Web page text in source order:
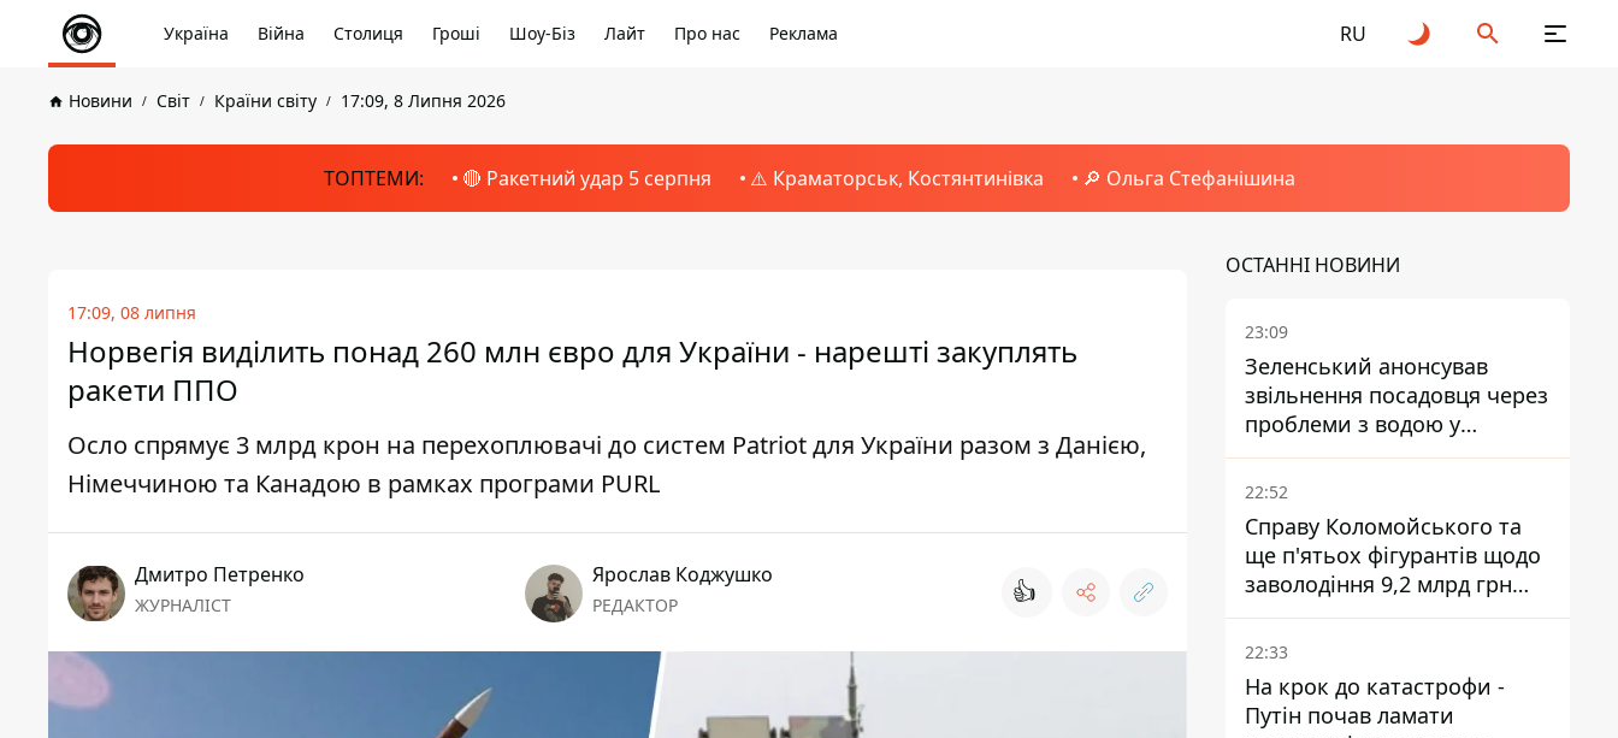
Україна Війна Столиця Гроші Шоу-Біз Лайт Про нас Реклама RU
Новини Світ Країни світу 17:09, 8 Липня 2026
ТОПТЕМИ: 🔴 Ракетний удар 5 серпня ⚠️ Краматорськ, Костянтинівка 🔎 Ольга Стефанішина
17:09, 08 липня
Норвегія виділить понад 260 млн євро для України - нарешті закуплять
ракети ППО
Осло спрямує 3 млрд крон на перехоплювачі до систем Patriot для України разом з Данією,
Німеччиною та Канадою в рамках програми PURL
Дмитро Петренко
ЖУРНАЛІСТ
Ярослав Коджушко
РЕДАКТОР 👍
ОСТАННІ НОВИНИ
23:09
Зеленський анонсував
звільнення посадовця через
проблеми з водою у
Марганці
22:52
Справу Коломойського та
ще п'ятьох фігурантів щодо
заволодіння 9,2 млрд грн
ПриватБанку скерували до
суду
22:33
На крок до катастрофи -
Путін почав ламати